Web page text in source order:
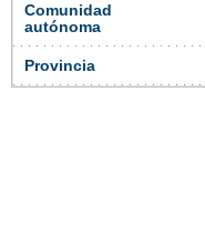
Comunidad
autónoma
Provincia